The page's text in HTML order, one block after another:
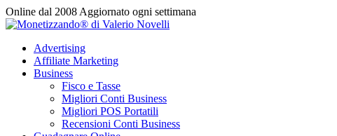
Vai
al
Online dal 2008 Aggiornato ogni settimana
Advertising
Affiliate Marketing
Business
Fisco e Tasse
Migliori Conti Business
Migliori POS Portatili
Recensioni Conti Business